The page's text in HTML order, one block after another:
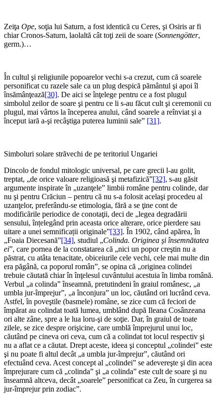
Zeiţa Ope, soţia lui Saturn, a fost identică cu Ceres, şi Osiris ar fi
chiar Cronos-Saturn, laolaltă cât toţi zeii de soare (Sonnengötter,
germ.)…
În cultul şi religiunile popoarelor vechi s-a crezut, cum că soarele
personificat cu razele sale ca un plug despică pământul şi apoi îl
însămânţează[30]. De aici se înţelege pentru ce a fost plugul
simbolul zeilor de soare şi pentru ce li s-au făcut cult şi ceremonii cu
plugul, mai vârtos la începerea anului, când soarele a reînviat şi a
început iară a-şi recâştiga puterea luminii sale” [31].
Simboluri solare străvechi de pe teritoriul Ungariei
Dincolo de fondul mitologic universal, pe care grecii l-au golit,
treptat, „de orice valoare religioasă şi metafizică”[32], s-au găsit
argumente inspirate în „uzanţele” limbii române pentru colinde, dar
nu şi pentru Crăciun – pentru că nu s-a folosit acelaşi procedeu al
uzanţelor, preferându-se etimologia, fără a se ţine cont de
modificările periodice de conotaţii, deci de „legea degradării
sensului, înțelegând prin aceasta orice alterare, orice pierdere sau
uitare a unei semnificații originale”[33]. În 1902, când apărea, în
„Foaia Diecesană”[34], studiul „Colinda. Originea şi însemnătatea
ei”, care pornea de la constatarea că „nici un popor creştin nu a
păstrat, cu atâta tenacitate, obiceiurile cele vechi, cele mai multe din
era păgână, ca poporul român”, se opina că „originea colindei
trebuie căutată chiar în înţelesul cuvântului acestuia în limba română.
Verbul „a colinda” înseamnă, pretutindeni în graiul românesc, „a
umbla jur-împrejur”, „a înconjura” un loc, căutând ori lucrând ceva.
Astfel, în poveştile (basmele) române, se zice cum că feciori de
împărat au colindat toată lumea, umblând după Ileana Cosânzeana
ori alte zâne, spre a le lua loru-şi de soţie. Dar, în graiul de toate
zilele, se zice despre orişicine, care umblă împrejurul unui loc,
căutând pe cineva ori ceva, cum că a colindat tot locul respectiv şi
nu a aflat ce a căutat. Drept aceste, ideea şi conceptul „colindei” este
şi nu poate fi altul decât „a umbla jur-împrejur”, căutând ori
efectuând ceva. Acest concept al „colindei” se adevereşte şi din acea
împrejurare cum că „colinda” şi „a colinda” este cult de soare şi nu
înseamnă altceva, decât „soarele” personificat ca Zeu, în curgerea sa
jur-împrejur prin zodiac”.